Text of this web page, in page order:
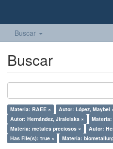
Buscar
Buscar
Materia: RAEE × Autor: López, Maybel
Autor: Hernández, Jiraleiska ×
Materia:
Materia: metales preciosos ×
Autor:
Has File(s): true ×
Materia: